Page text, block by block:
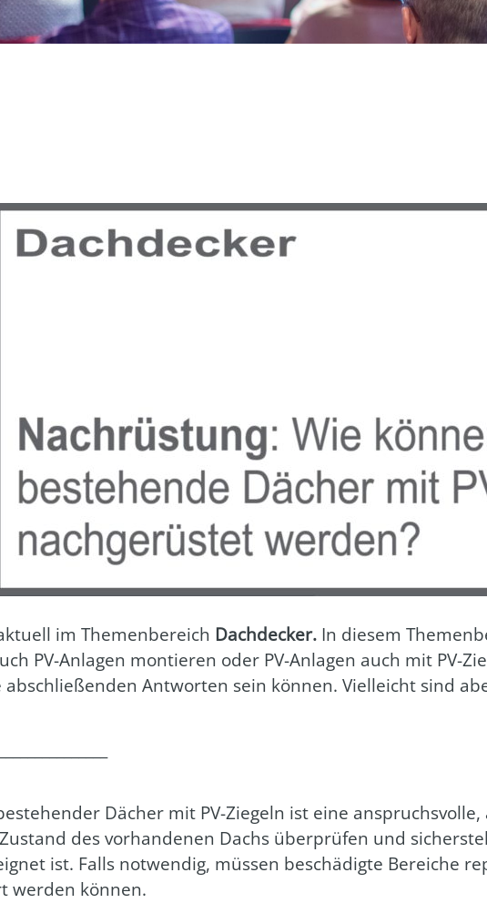
im The­men­be­reich Dach­de­cker. In die­sem
PV-Anla­gen mon­tie­ren oder PV-Anla­gen auch mit PV-
Ant­wor­ten sein kön­nen. Viel­leicht sind
Dächer mit PV-Zie­geln ist eine
des vor­han­de­nen Dachs über­prü­fen und
ist. Falls not­wen­dig, müs­sen beschä­dig­te Berei­che
wer­den kön­nen.